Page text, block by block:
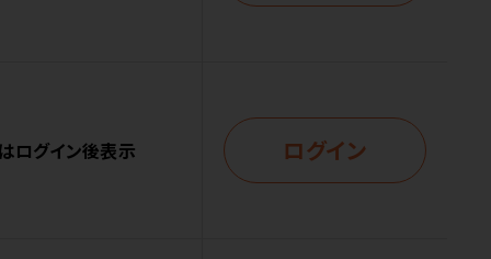
ログイン後表示 ログイン